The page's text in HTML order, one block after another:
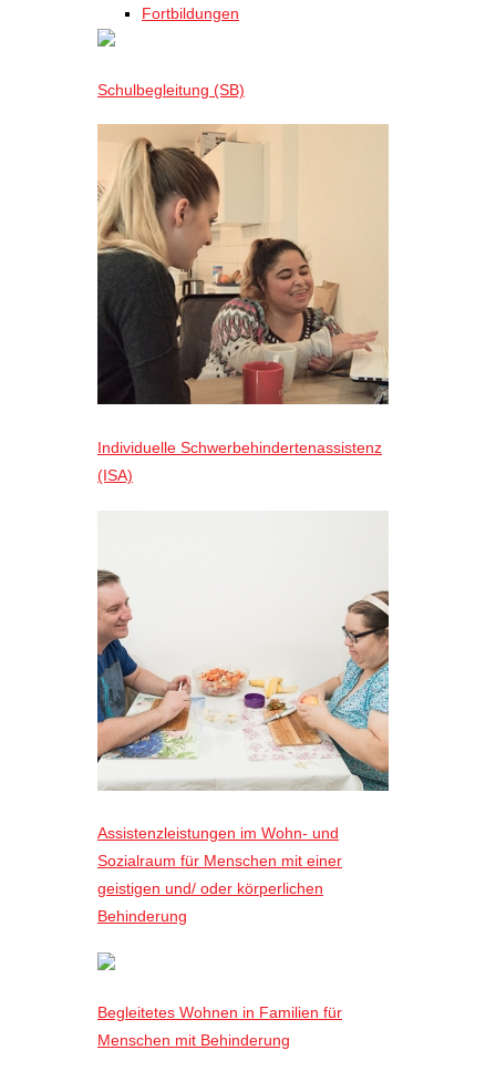
Fortbildungen
Schulbegleitung (SB)
Individuelle Schwerbehindertenassistenz
(ISA)
Assistenzleistungen im Wohn- und
Sozialraum für Menschen mit einer
geistigen und/ oder körperlichen
Behinderung
Begleitetes Wohnen in Familien für
Menschen mit Behinderung